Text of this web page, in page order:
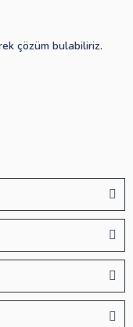
çözüm bulabiliriz.